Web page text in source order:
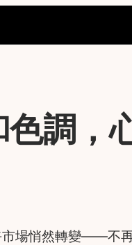
調，
場悄然轉變——不